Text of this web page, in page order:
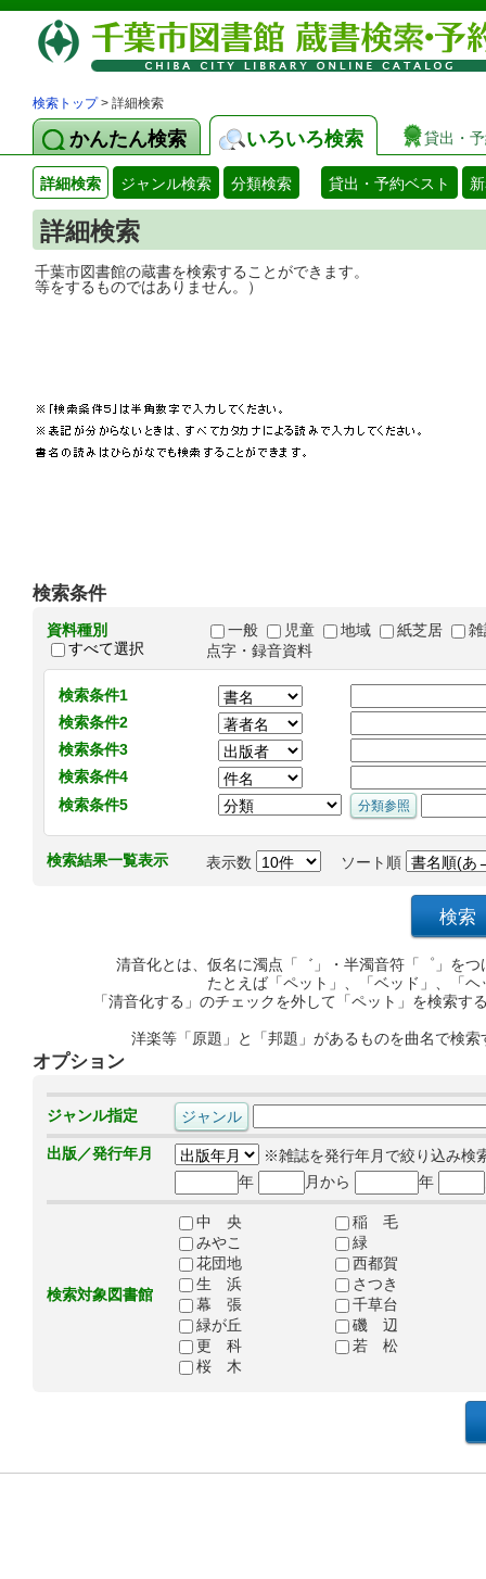
検索トップ> 詳細検索
かんたん検索 いろいろ検索 貸出・
詳細検索 ジャンル検索 分類検索 貸出・予約ベスト
詳細検索
千葉市図書館の蔵書を検索することがで
等をするものではありません。）
検索条件
資料種別
すべて選択
一般 児童 地域 紙芝居
点字・録音資料
検索条件1
検索条件2
検索条件3
検索条件4
検索条件5
検索結果一覧表示 表示数 ソート順
清音化とは、仮名に濁点「゛」・半濁音符「゜」を
たとえば「ペット」、「ベッド」、「
「清音化する」のチェックを外して「ペット」を検索
洋楽等「原題」と「邦題」があるものを曲名で検
オプション
ジャンル指定
出版／発行年月
※雑誌を発行年月で絞り込み検
年
月から 年
検索対象図書館
中 央
稲 毛
みやこ
緑
花団地
西都賀
生 浜
さつき
幕 張
千草台
緑が丘
磯 辺
更 科
若 松
桜 木